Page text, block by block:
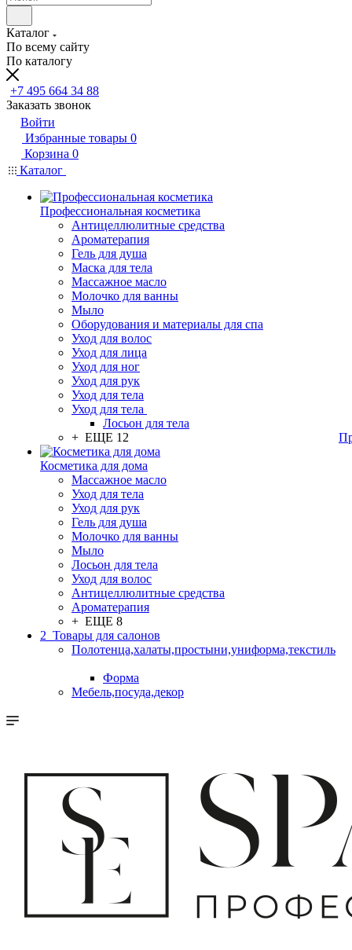
Каталог
По всему сайту
По каталогу
+7 495 664 34 88
Заказать звонок
Войти
Избранные товары 0
Корзина 0
Каталог
Профессиональная косметика
Антицеллюлитные средства
Ароматерапия
Гель для душа
Маска для тела
Массажное масло
Молочко для ванны
Мыло
Оборудования и материалы для спа
Уход для волос
Уход для лица
Уход для ног
Уход для рук
Уход для тела
Уход для тела
Лосьон для тела
+ ЕЩЕ 12
Косметика для дома
Массажное масло
Уход для тела
Уход для рук
Гель для душа
Молочко для ванны
Мыло
Лосьон для тела
Уход для волос
Антицеллюлитные средства
Ароматерапия
+ ЕЩЕ 8
2_Товары для салонов
Полотенца,халаты,простыни,униформа,текстиль
Форма
Мебель,посуда,декор